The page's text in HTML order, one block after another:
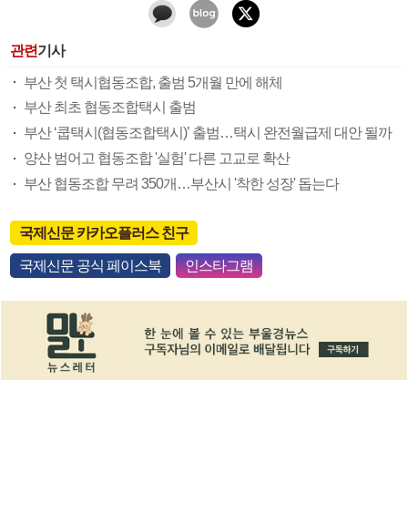
관련기사
부산 첫 택시협동조합, 출범 5개월 만에 해체
부산 최초 협동조합택시 출범
부산 ‘쿱택시(협동조합택시)’ 출범…택시 완전월급제 대안 될까
양산 범어고 협동조합 '실험' 다른 고교로 확산
부산 협동조합 무려 350개…부산시 '착한 성장' 돕는다
국제신문 카카오플러스 친구
국제신문 공식 페이스북 인스타그램